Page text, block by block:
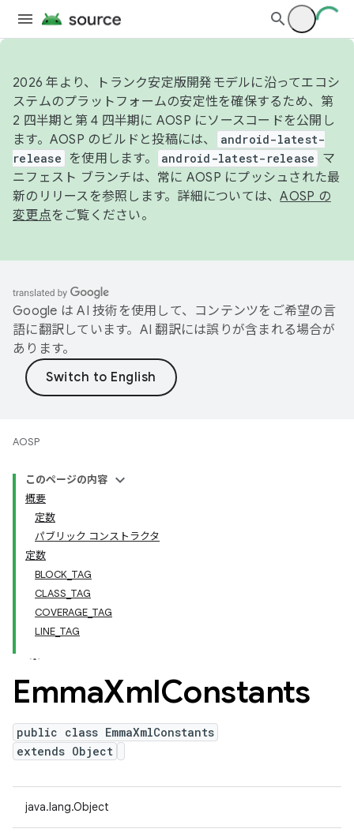
2026 年より、トランク安定版開発モデルに沿ってエコシ
ステムのプラットフォームの安定性を確保するため、第
2 四半期と第 4 四半期に AOSP にソースコードを公開し
ます。AOSP のビルドと投稿には、
android-latest-
release
を使用します。 android-latest-release
マ
ニフェスト ブランチは、常に AOSP にプッシュされた最
新のリリースを参照します。詳細については、AOSP の
変更点をご覧ください。
Google は AI 技術を使用して、コンテンツをご希望の言
語に翻訳しています。AI 翻訳には誤りが含まれる場合が
あります。
AOSP
このページの内容
概要
定数
パブリック コンストラクタ
定数
BLOCK_TAG
CLASS_TAG
COVERAGE_TAG
LINE_TAG
EmmaXmlConstants
public class EmmaXmlConstants
extends Object
java.lang.Object